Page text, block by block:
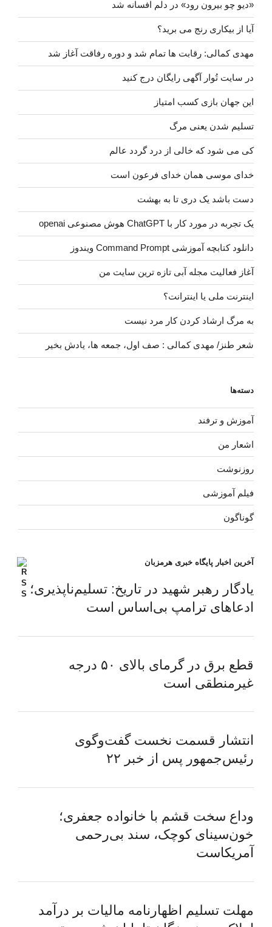
«دیو چو بیرون رود» در دلم افسانه شد
آیا از بیکاری رنج می برید؟
مهدی کمالی: رقابت ها تمام شد و دوره رفاقت آغاز شد
در سایت تُوار آگهی رایگان درج کنید
این جهان بازی کسب امتیاز
تسلیم شدن یعنی مرگ
کی می شود که خالی از درد گردد عالم
خدای موسی همان خدای فرعون است
دست باشد یک دری تا به بهشت
یک تجربه در مورد کار با ChatGPT هوش مصنوعی openai
دانلود کتابچه آموزشی Command Prompt ویندوز
آغاز فعالیت مجله آبی تازه ترین سایت من
اینترنت ملی یا اینترانت؟
به مرگ ارشاد کردن کار مرد نیست
شعر طنز/ مهدی کمالی : صف اول، جمعه ها، یادش بخیر
دسته‌ها
آموزش و ترفند
اشعار من
روزنوشت
فیلم آموزشی
گوناگون
آخرین اخبار پایگاه خبری هرمزبان
یادگار رهبر شهید در تاریخ: تسلیم‌ناپذیری؛
ادعاهای ترامپ بی‌اساس است
قطع برق در گرمای بالای ۵۰ درجه
غیرمنطقی است
انتشار قسمت نخست گفت‌وگوی
رئیس‌جمهور پس از خبر ۲۲
وداع سخت قشم با خانواده جعفری؛
خون‌سینای کوچک، سند بی‌رحمی
آمریکاست
مهلت تسلیم اظهارنامه مالیات بر درآمد